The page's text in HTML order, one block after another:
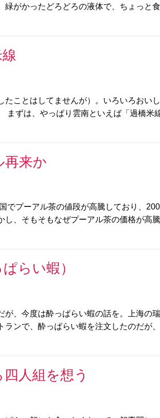
がかったどろどろの液体で、ちょっと
たことはしてませんが）。いろいろおい
まずは、やっぱり雲南といえば「過橋米
再来か
でプーアル茶の値段が高騰しており、
、そもそもなぜプーアル茶の価格が高
らい蝦）
が、今度は酔っぱらい蝦の話を。上海の
ランで、酔っぱらい蝦を注文したのだが
人組を想う